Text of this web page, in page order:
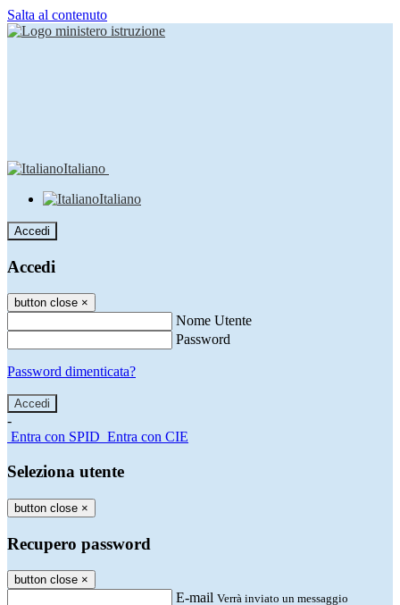
Salta al contenuto
Italiano
Italiano
Accedi
Accedi
button close ×
Nome Utente
Password
Password dimenticata?
-
Entra con SPID Entra con CIE
Seleziona utente
button close ×
Recupero password
button close ×
E-mail Verrà inviato un messaggio